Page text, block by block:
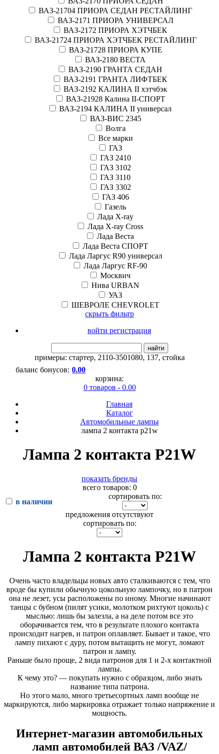
ВАЗ-21704 ПРИОРА СЕДАН РЕСТАЙЛИНГ
ВАЗ-2171 ПРИОРА УНИВЕРСАЛ
ВАЗ-2172 ПРИОРА ХЭТЧБЕК
ВАЗ-21724 ПРИОРА ХЭТЧБЕК РЕСТАЙЛИНГ
ВАЗ-21728 ПРИОРА КУПЕ
ВАЗ-2180 ВЕСТА
ВАЗ-2190 ГРАНТА СЕДАН
ВАЗ-2191 ГРАНТА ЛИФТБЕК
ВАЗ-2192 КАЛИНА II хэтчбэк
ВАЗ-21928 Калина II-СПОРТ
ВАЗ-2194 КАЛИНА II универсал
ВАЗ-ВИС 2345
Волга
Все марки
ГАЗ
ГАЗ 2410
ГАЗ 3102
ГАЗ 3110
ГАЗ 3302
ГАЗ 406
Газель
Лада X-ray
Лада X-ray Cross
Лада Веста
Лада Веста СПОРТ
Лада Ларгус R90 универсал
Лада Ларгус RF-90
Москвич
Нива URBAN
УАЗ
ШЕВРОЛЕ CHEVROLET
скрыть фильтр
войти регистрация
найти
примеры: стартер, 2110-3501080, 137, стойка
баланс бонусов: 0.00
корзина:
0 товаров - 0.00
Главная
Каталог
Автомобильные лампы
лампа 2 контакта p21w
Лампа 2 контакта P21W
показать бренды
всего товаров: 0
в наличии
сортировать по:
предложения отсутствуют
сортировать по:
Лампа 2 контакта P21W
Очень часто владельцы новых авто сталкиваются с тем, что
вроде бы купили обычную цокольную лампочку, но в патрон
она не лезет, усы расположены по иному. Многие начинают
танцы с бубном (пилят усики, молотком рихтуют цоколь) с
мыслью: лишь бы залезла, а на деле потом все это
оборачивается тем, что в результате плохого контакта
происходит нагрев, и патрон оплавляет. Бывает и такое, что
лампу пихают с дуру, потом вытащить не могут, ломают
патрон и лампу.
Раньше было проще, 2 вида патронов для 1 и 2-х контактной
лампы.
К чему это? — покупать нужно с образцом, либо знать
название типа патрона.
Но этого мало, много третьесортных ламп вообще не
маркируются, либо маркировка отражает только напряжение и
мощность.
Интернет-магазин автомобильных
ламп автомобилей ВАЗ /VAZ/